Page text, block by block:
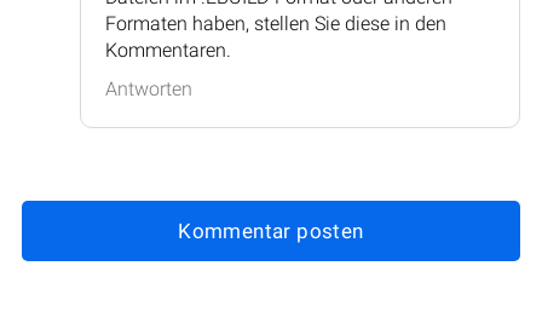
Formaten haben, stellen Sie diese in den
Kommentaren.
Antworten
Kommentar posten